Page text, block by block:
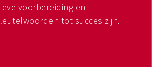
voorbereiding en
tot succes zijn.